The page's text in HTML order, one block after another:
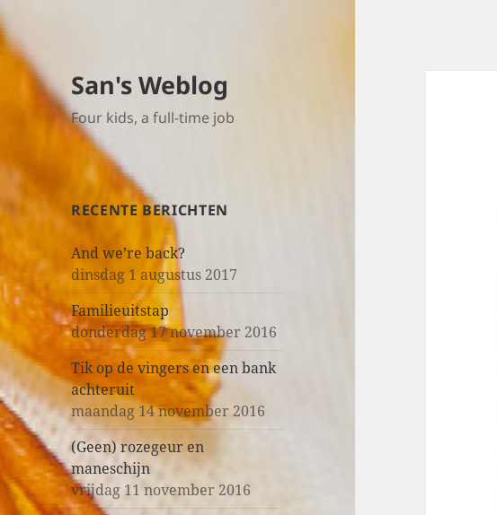
San's Weblog
Four kids, a full-time job
RECENTE BERICHTEN
And we’re back?
dinsdag 1 augustus 2017
Familieuitstap
donderdag 17 november 2016
Tik op de vingers en een bank
achteruit
maandag 14 november 2016
(Geen) rozegeur en
maneschijn
vrijdag 11 november 2016